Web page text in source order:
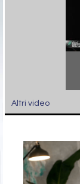
Altri video